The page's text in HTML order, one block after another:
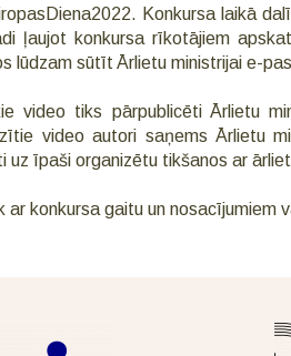
Konkursa laikā
ļaujot konkursa rīkotājiem
lūdzam sūtīt Ārlietu ministrijai e-
video tiks pārpublicēti Ārlietu
video autori saņems Ārlietu
uz īpaši organizētu tikšanos ar
ar konkursa gaitu un